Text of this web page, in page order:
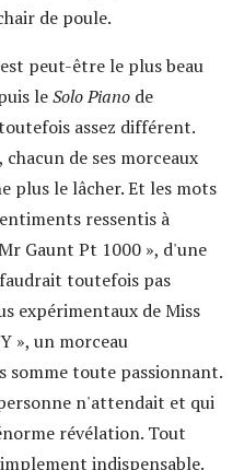
de poule.
est peut-être le plus beau
leSolo Piano de
assez différent.
de ses morceaux
le lâcher. Et les mots
ressentis à
Gaunt Pt 1000 », d'une
toutefois pas
expérimentaux de Miss
», un morceau
somme toute passionnant.
n'attendait et qui
révélation. Tout
indispensable.